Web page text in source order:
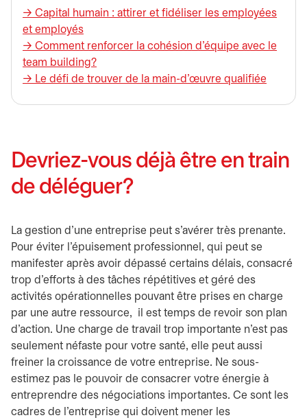
→ Capital humain : attirer et fidéliser les employées
et employés
→ Comment renforcer la cohésion d’équipe avec le
team building?
→ Le défi de trouver de la main-d’œuvre qualifiée
Devriez-vous déjà être en train
de déléguer?
La gestion d’une entreprise peut s’avérer très prenante.
Pour éviter l’épuisement professionnel, qui peut se
manifester après avoir dépassé certains délais, consacré
trop d’efforts à des tâches répétitives et géré des
activités opérationnelles pouvant être prises en charge
par une autre ressource, il est temps de revoir son plan
d’action. Une charge de travail trop importante n’est pas
seulement néfaste pour votre santé, elle peut aussi
freiner la croissance de votre entreprise. Ne sous-
estimez pas le pouvoir de consacrer votre énergie à
entreprendre des négociations importantes. Ce sont les
cadres de l’entreprise qui doivent mener les